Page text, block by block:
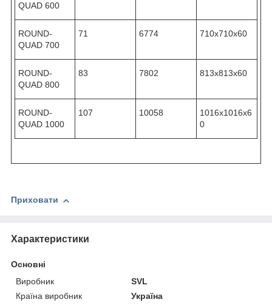
QUAD 600
ROUND-
QUAD 700
71 6774 710х710х60
ROUND-
QUAD 800
83 7802 813х813х60
ROUND-
QUAD 1000
107 10058
1016х1016х6
0
Приховати
Характеристики
Основні
Виробник
SVL
Країна виробник
Україна